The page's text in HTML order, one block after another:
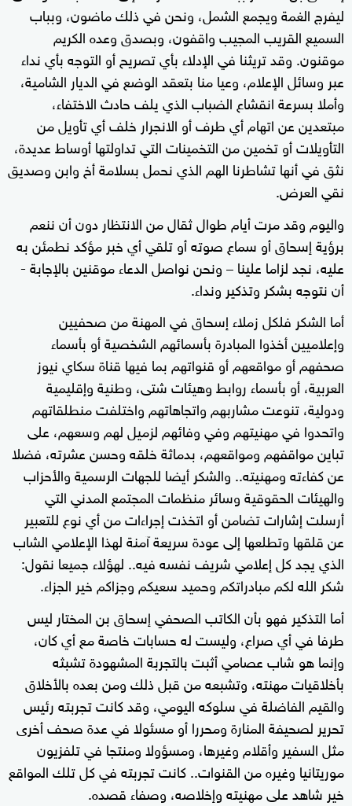
ليفرج الغمة ويجمع الشمل، ونحن في ذلك ماضون، وبباب
السميع القريب المجيب واقفون، وبصدق وعده الكريم
موقنون. وقد تريثنا في الإدلاء بأي تصريح أو التوجه بأي نداء
عبر وسائل الإعلام، وعيا منا بتعقد الوضع في الديار الشامية،
وأملا بسرعة انقشاع الضباب الذي يلف حادث الاختفاء،
مبتعدين عن اتهام أي طرف أو الانجرار خلف أي تأويل من
التأويلات أو تخمين من التخمينات التي تداولتها أوساط عديدة،
نثق في أنها تشاطرنا الهم الذي نحمل بسلامة أخ وابن وصديق
نقي العرض.
واليوم وقد مرت أيام طوال ثقال من الانتظار دون أن ننعم
برؤية إسحاق أو سماع صوته أو تلقي أي خبر مؤكد نطمئن به
عليه، نجد لزاما علينا – ونحن نواصل الدعاء موقنين بالإجابة -
أن نتوجه بشكر وتذكير ونداء.
أما الشكر فلكل زملاء إسحاق في المهنة من صحفيين
وإعلاميين أخذوا المبادرة بأسمائهم الشخصية أو بأسماء
صحفهم أو مواقعهم أو قنواتهم بما فيها قناة سكاي نيوز
العربية، أو بأسماء روابط وهيئات شتى، وطنية وإقليمية
ودولية، تنوعت مشاربهم واتجاهاتهم واختلفت منطلقاتهم
واتحدوا في مهنيتهم وفي وفائهم لزميل لهم وسعهم، على
تباين مواقفهم ومواقعهم، بدماثة خلقه وحسن عشرته، فضلا
عن كفاءته ومهنيته.. والشكر أيضا للجهات الرسمية والأحزاب
والهيئات الحقوقية وسائر منظمات المجتمع المدني التي
أرسلت إشارات تضامن أو اتخذت إجراءات من أي نوع للتعبير
عن قلقها وتطلعها إلى عودة سريعة آمنة لهذا الإعلامي الشاب
الذي يجد كل إعلامي شريف نفسه فيه.. لهؤلاء جميعا نقول:
شكر الله لكم مبادراتكم وحميد سعيكم وجزاكم خير الجزاء.
أما التذكير فهو بأن الكاتب الصحفي إسحاق بن المختار ليس
طرفا في أي صراع، وليست له حسابات خاصة مع أي كان،
وإنما هو شاب عصامي أثبت بالتجربة المشهودة تشبثه
بأخلاقيات مهنته، وتشبعه من قبل ذلك ومن بعده بالأخلاق
والقيم الفاضلة في سلوكه اليومي، وقد كانت تجربته رئيس
تحرير لصحيفة المنارة ومحررا أو مسئولا في عدة صحف أخرى
مثل السفير وأقلام وغيرها، ومسؤولا ومنتجا في تلفزيون
موريتانيا وغيره من القنوات.. كانت تجربته في كل تلك المواقع
خير شاهد على مهنيته وإخلاصه، وصفاء قصده.